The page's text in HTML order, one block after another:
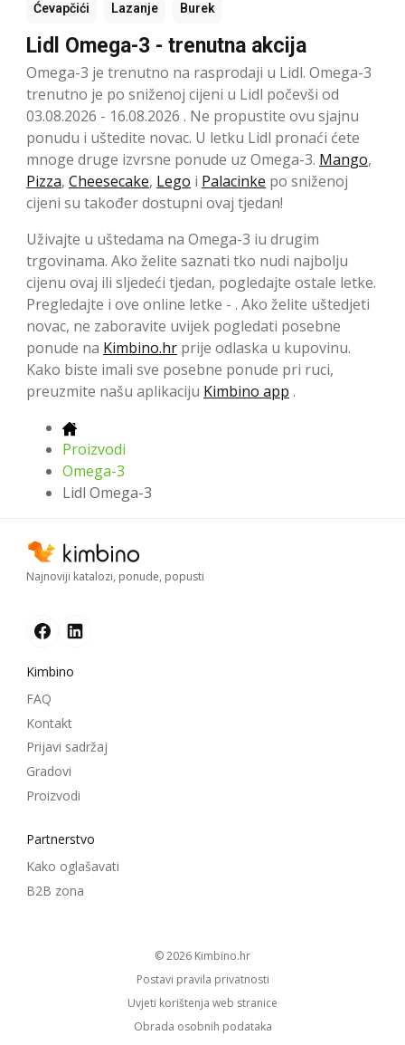
Ćevapčići Lazanje Burek
Lidl Omega-3 - trenutna akcija
Omega-3 je trenutno na rasprodaji u Lidl. Omega-3
trenutno je po sniženoj cijeni u Lidl počevši od
03.08.2026 - 16.08.2026 . Ne propustite ovu sjajnu
ponudu i uštedite novac. U letku Lidl pronaći ćete
mnoge druge izvrsne ponude uz Omega-3. Mango,
Pizza, Cheesecake, Lego i Palacinke po sniženoj
cijeni su također dostupni ovaj tjedan!
Uživajte u uštedama na Omega-3 iu drugim
trgovinama. Ako želite saznati tko nudi najbolju
cijenu ovaj ili sljedeći tjedan, pogledajte ostale letke.
Pregledajte i ove online letke - . Ako želite uštedjeti
novac, ne zaboravite uvijek pogledati posebne
ponude na Kimbino.hr prije odlaska u kupovinu.
Kako biste imali sve posebne ponude pri ruci,
preuzmite našu aplikaciju Kimbino app .
Proizvodi
Omega-3
Lidl Omega-3
Najnoviji katalozi, ponude, popusti
Kimbino
FAQ
Kontakt
Prijavi sadržaj
Gradovi
Proizvodi
Partnerstvo
Kako oglašavati
B2B zona
© 2026
kimbino.hr
Postavi pravila privatnosti
Uvjeti korištenja web stranice
Obrada osobnih podataka